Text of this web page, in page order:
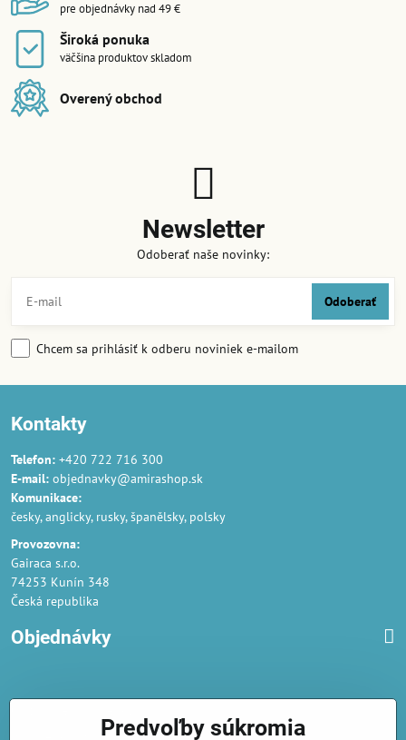
pre objednávky nad 49 €
Široká ponuka
väčšina produktov skladom
Overený obchod
Newsletter
Odoberať naše novinky:
Odoberať
Chcem sa prihlásiť k odberu noviniek e-mailom
Kontakty
Telefon: +420 722 716 300
E-mail: objednavky@amirashop.sk
Komunikace:
česky, anglicky, rusky, španělsky, polsky
Provozovna:
Gairaca s.r.o.
74253 Kunín 348
Česká republika
Objednávky
Podmienky ochrany osobných údajov
Predvoľby súkromia